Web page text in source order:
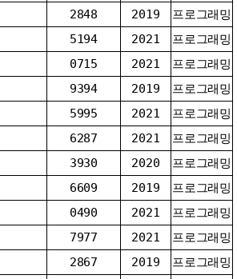
2848 2019
프로그래밍
5194 2021
프로그래밍
0715 2021
프로그래밍
9394 2019
프로그래밍
5995 2021
프로그래밍
6287 2021
프로그래밍
3930 2020
프로그래밍
6609 2019
프로그래밍
0490 2021
프로그래밍
7977 2021
프로그래밍
2867 2019
프로그래밍